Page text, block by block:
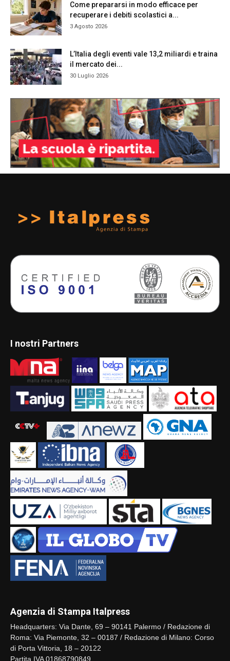
Come prepararsi in modo efficace per
recuperare i debiti scolastici a...
3 Agosto 2026
L’Italia degli eventi vale 13,2 miliardi e traina
il mercato dei...
30 Luglio 2026
I nostri Partners
Agenzia di Stampa Italpress
Headquarters: Via Dante, 69 – 90141 Palermo / Redazione di
Roma: Via Piemonte, 32 – 00187 / Redazione di Milano: Corso
di Porta Vittoria, 18 – 20122
Partita IVA 01868790849